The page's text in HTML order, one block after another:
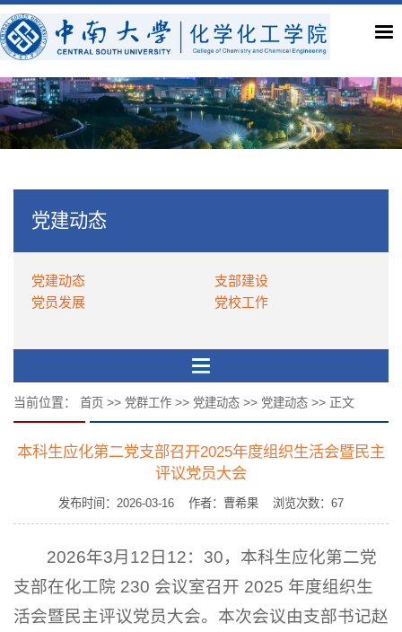
党建动态
党建动态
支部建设
党员发展
党校工作
当前位置： 首页 >> 党群工作 >> 党建动态 >> 党建动态 >> 正文
本科生应化第二党支部召开2025年度组织生活会暨民主
评议党员大会
发布时间：2026-03-16 作者：曹希果 浏览次数： 67
2026年3月12日12：30，本科生应化第二党
支部在化工院 230 会议室召开 2025 年度组织生
活会暨民主评议党员大会。本次会议由支部书记赵